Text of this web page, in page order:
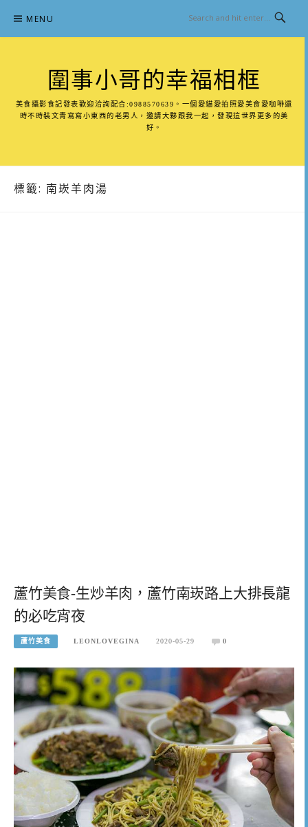
content
MENU
圍事小哥的幸福相框
美食攝影食記發表歡迎洽詢配合:0988570639。一個愛貓愛拍照愛美食愛咖啡還
時不時裝文青寫寫小東西的老男人，邀請大夥跟我一起，發現這世界更多的美
好。
標籤: 南崁羊肉湯
蘆竹美食-生炒羊肉，蘆竹南崁路上大排長龍
的必吃宵夜
蘆竹美食 LEONLOVEGINA 2020-05-29 0